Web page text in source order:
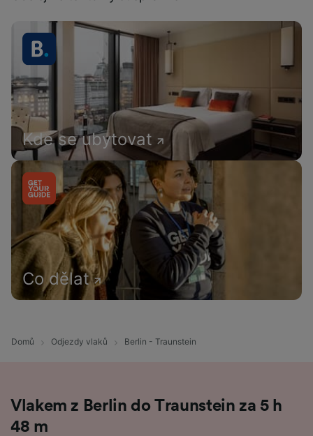
Kde se ubytovat
Co dělat
Domů Odjezdy vlaků Berlin - Traunstein
Vlakem z Berlin do Traunstein za 5 h
48 m